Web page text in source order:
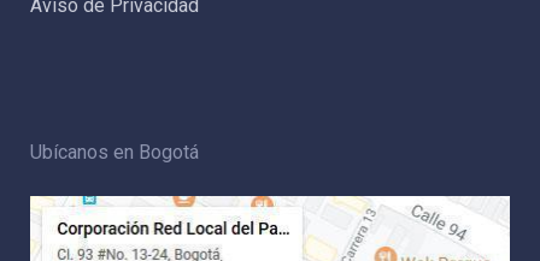
Aviso de Privacidad
Ubícanos en Bogotá